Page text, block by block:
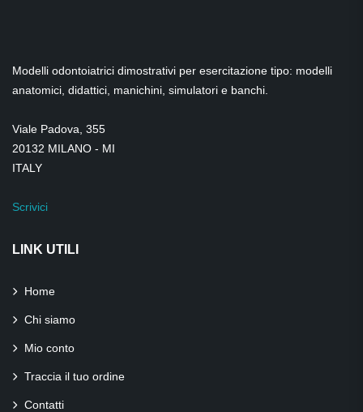
Modelli odontoiatrici dimostrativi per esercitazione tipo: modelli
anatomici, didattici, manichini, simulatori e banchi.
Viale Padova, 355
20132 MILANO - MI
ITALY
Scrivici
LINK UTILI
Home
Chi siamo
Mio conto
Traccia il tuo ordine
Contatti